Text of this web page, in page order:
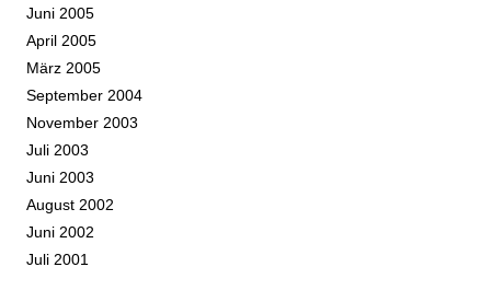
Juni 2005
April 2005
März 2005
September 2004
November 2003
Juli 2003
Juni 2003
August 2002
Juni 2002
Juli 2001